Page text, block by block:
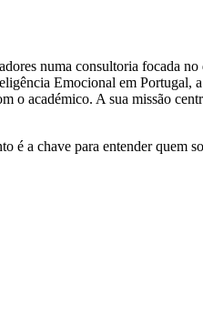
numa consultoria focada
Emocional em Portugal, a
o académico. A sua missão
é a chave para entender quem